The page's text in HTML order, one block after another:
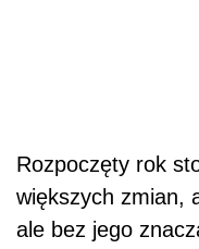
Rozpoczęty rok
większych zmian,
ale bez jego